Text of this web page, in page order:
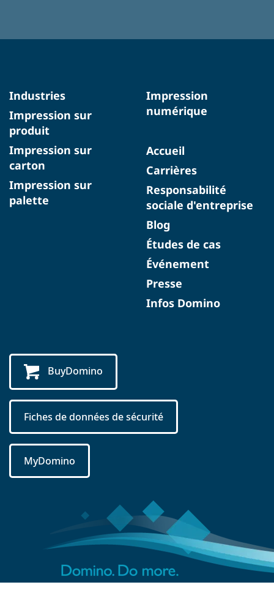
Industries
Impression sur
produit
Impression sur
carton
Impression sur
palette
Impression
numérique
Accueil
Carrières
Responsabilité
sociale d'entreprise
Blog
Études de cas
Événement
Presse
Infos Domino
BuyDomino
Fiches de données de sécurité
MyDomino